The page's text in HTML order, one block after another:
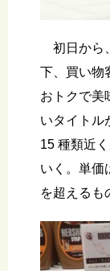
初日から
下、買い
おトクで美
いタイトル
15 種類近
いく。単価
を超えるも